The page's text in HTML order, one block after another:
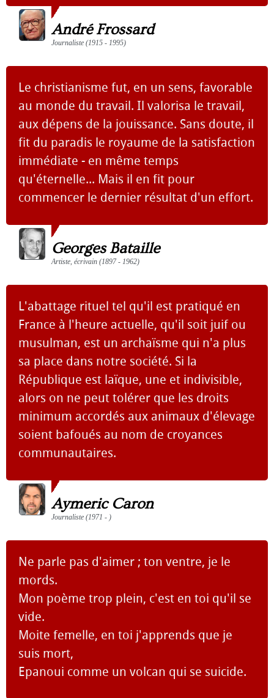
André Frossard
Journaliste (1915 - 1995)
Le christianisme fut, en un sens, favorable
au monde du travail. Il valorisa le travail,
aux dépens de la jouissance. Sans doute, il
fit du paradis le royaume de la satisfaction
immédiate - en même temps
qu'éternelle... Mais il en fit pour
commencer le dernier résultat d'un effort.
Georges Bataille
Artiste, écrivain (1897 - 1962)
L'abattage rituel tel qu'il est pratiqué en
France à l'heure actuelle, qu'il soit juif ou
musulman, est un archaïsme qui n'a plus
sa place dans notre société. Si la
République est laïque, une et indivisible,
alors on ne peut tolérer que les droits
minimum accordés aux animaux d'élevage
soient bafoués au nom de croyances
communautaires.
Aymeric Caron
Journaliste (1971 - )
Ne parle pas d'aimer ; ton ventre, je le
mords.
Mon poème trop plein, c'est en toi qu'il se
vide.
Moite femelle, en toi j'apprends que je
suis mort,
Epanoui comme un volcan qui se suicide.